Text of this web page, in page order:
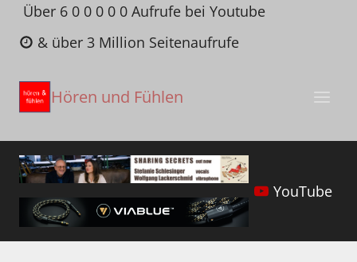
Zum
Inhalt
springen
Über 6 0 0 0 0 0 Aufrufe bei Youtube
& über 3 Million Seitenaufrufe
Hören und Fühlen
YouTube